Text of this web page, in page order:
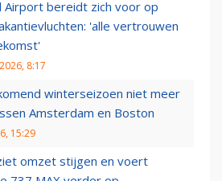
Airport bereidt zich voor op
'alle vertrouwen
8:17
winterseizoen niet meer
Amsterdam en Boston
15:29
omzet stijgen en voert